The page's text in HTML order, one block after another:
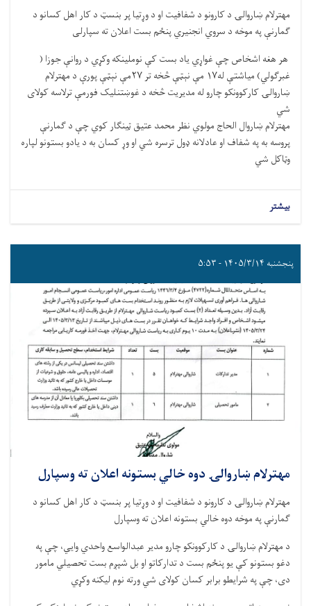
مهترلام ښاروالۍ د کارونو د شفافیت او د وړتیا پر بنسټ د کار اهل کسانو د
ګمارنې په موخه د سروي انجنیري پنځم بست اعلان ته سپارلی
هر هغه اشخاص چې غواړي یاد بست کې نوملینکه وکړي د روانې جوزا (
غبرګولي) میاشتې له۱۷ مې نېټې څخه تر ۲۷مې نېټې پورې د مهترلام
ښاروالۍ کارکوونکو چارو له مدیریت څخه د غوښتنلیک فورمې ترلاسه کولای
شي
مهترلام ښاروال الحاج مولوي نظر محمد عتیق ټینګار کوي چې د ګمارنې
پروسه به په شفاف او عادلانه ډول ترسره شي او وړ کسان به د یادو بستونو لپاره
وټاکل شي
بیشتر
پنجشنبه ۱۴۰۵/۳/۱۴ - ۵:۵۳
مهترلام ښاروالۍ دوه خالي بستونه اعلان ته وسپارل
مهترلام ښاروالۍ د کارونو د شفافیت او د وړتیا پر بنسټ د کار اهل کسانو د
ګمارنې په موخه دوه خالي بستونه اعلان ته وسپارل
د مهترلام ښاروالۍ د کارکوونکو چارو مدیر عبدالواسع واحدي وایي، چې په
دغو بستونو کې یو پنځم بست د تدارکاتو او بل شپږم بست تحصیلي مامور
دی، چې په شرایطو برابر کسان کولای شي ورته نوم لیکنه وکړي